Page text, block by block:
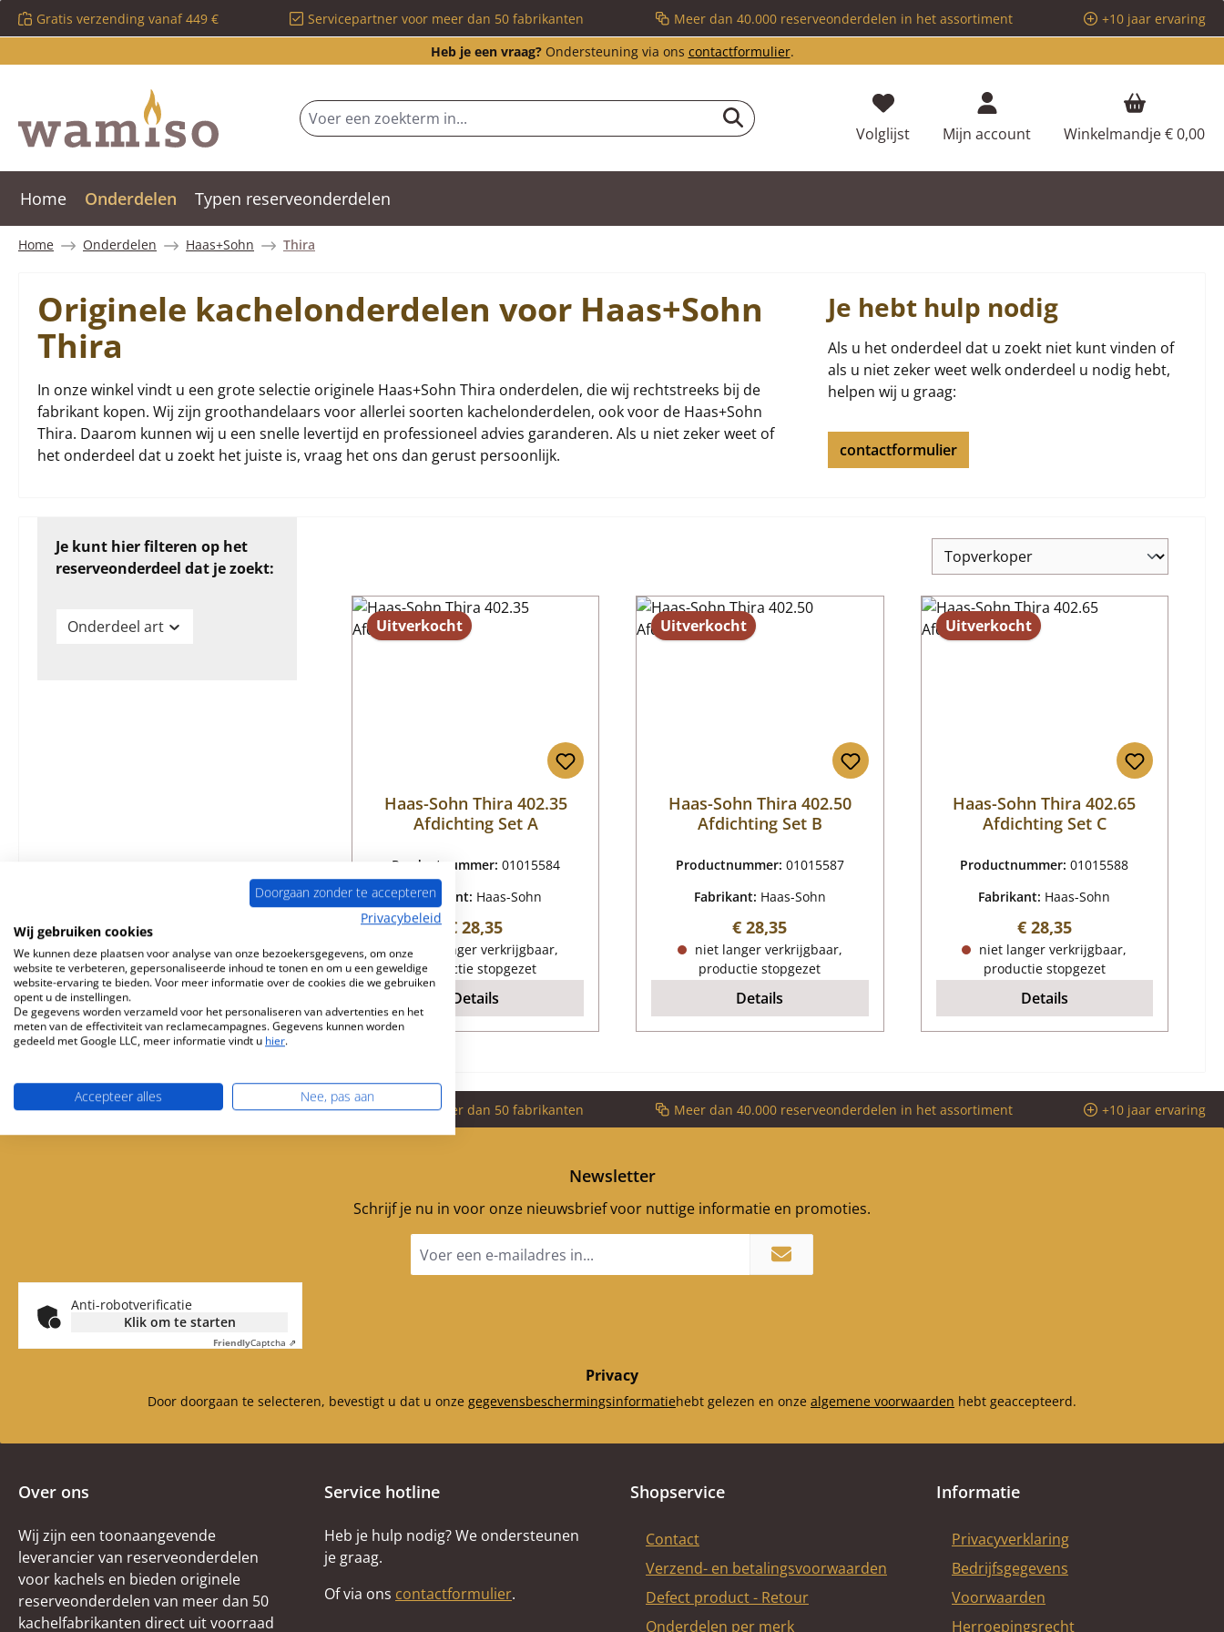
naar de hoofdinhoud
Ga naar de zoekopdracht
Ga naar de hoofdnavigatie
Gratis verzending vanaf 449 € Servicepartner voor meer dan 50 fabrikanten Meer dan 40.000 reserveonderdelen in het assortiment
+10 jaar ervaring
Heb je een vraag?Ondersteuning via ons contactformulier.
VolglijstJe hebt 0 items op je verlanglijstje
Mijn account Winkelmandje€ 0,00
Home Onderdelen Typen reserveonderdelen
Home Onderdelen Haas+Sohn Thira
Originele kachelonderdelen voor Haas+Sohn
Thira
In onze winkel vindt u een grote selectie originele Haas+Sohn Thira onderdelen, die wij rechtstreeks bij de
fabrikant kopen. Wij zijn groothandelaars voor allerlei soorten kachelonderdelen, ook voor de Haas+Sohn
Thira. Daarom kunnen wij u een snelle levertijd en professioneel advies garanderen. Als u niet zeker weet of
het onderdeel dat u zoekt het juiste is, vraag het ons dan gerust persoonlijk.
Je hebt hulp nodig
Als u het onderdeel dat u zoekt niet kunt vinden of
als u niet zeker weet welk onderdeel u nodig hebt,
helpen wij u graag:
contactformulier
Je kunt hier filteren op het
reserveonderdeel dat je zoekt:
Onderdeel art Uitverkocht
Haas-Sohn Thira 402.35
Afdichting Set A
Productnummer: 01015584
Fabrikant: Haas-Sohn
Normale prijs:
€ 28,35
niet langer verkrijgbaar,
productie stopgezet
Details
Uitverkocht
Haas-Sohn Thira 402.50
Afdichting Set B
Productnummer: 01015587
Fabrikant: Haas-Sohn
Normale prijs:
€ 28,35
niet langer verkrijgbaar,
productie stopgezet
Details
Uitverkocht
Haas-Sohn Thira 402.65
Afdichting Set C
Productnummer:01015588
Fabrikant: Haas-Sohn
Normale prijs:
€ 28,35
niet langer verkrijgbaar,
productie stopgezet
Details
Gratis verzending vanaf 449 € Servicepartner voor meer dan 50 fabrikanten Meer dan 40.000 reserveonderdelen in het assortiment +10 jaar ervaring
Newsletter
Schrijf je nu in voor onze nieuwsbrief voor nuttige informatie en promoties.
mailadres
Anti-robotverificatie
Klik om te starten
FriendlyCaptcha ⇗
Privacy
Door doorgaan te selecteren, bevestigt u dat u onze gegevensbeschermingsinformatiehebt gelezen en onze algemene voorwaarden hebt geaccepteerd.
Over ons
Wij zijn een toonaangevende
leverancier van reserveonderdelen
voor kachels en bieden originele
reserveonderdelen van meer dan 50
kachelfabrikanten direct uit voorraad
Service hotline
Heb je hulp nodig? We ondersteunen
je graag.
Of via ons contactformulier.
Shopservice
Contact
Verzend- en betalingsvoorwaarden
Defect product - Retour
Onderdelen per merk
Informatie
Privacyverklaring
Bedrijfsgegevens
Voorwaarden
Herroepingsrecht
Doorgaan zonder te accepteren
Privacybeleid
Wij gebruiken cookies
We kunnen deze plaatsen voor analyse van onze bezoekersgegevens, om onze
website te verbeteren, gepersonaliseerde inhoud te tonen en om u een geweldige
website-ervaring te bieden. Voor meer informatie over de cookies die we gebruiken
opent u de instellingen.
De gegevens worden verzameld voor het personaliseren van advertenties en het
meten van de effectiviteit van reclamecampagnes. Gegevens kunnen worden
gedeeld met Google LLC, meer informatie vindt u hier.
Accepteer alles Nee, pas aan